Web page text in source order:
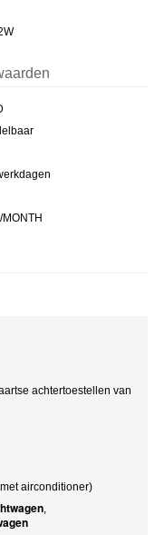
achtertoestellen van
airconditioner)
,